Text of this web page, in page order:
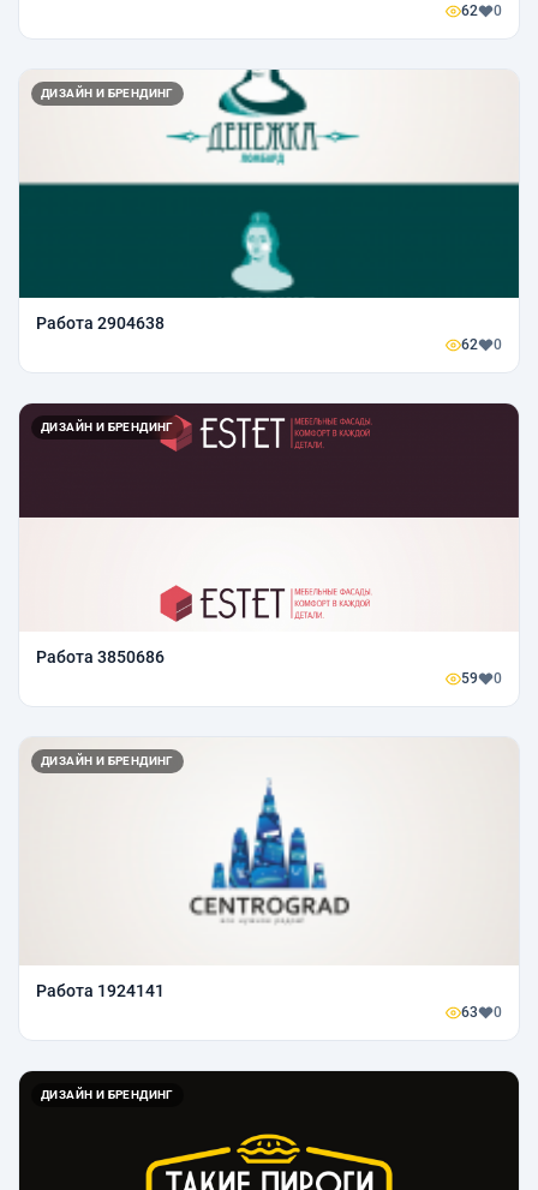
62 0
ДИЗАЙН И БРЕНДИНГ
Работа 2904638
62 0
ДИЗАЙН И БРЕНДИНГ
Работа 3850686
59 0
ДИЗАЙН И БРЕНДИНГ
Работа 1924141
63 0
ДИЗАЙН И БРЕНДИНГ